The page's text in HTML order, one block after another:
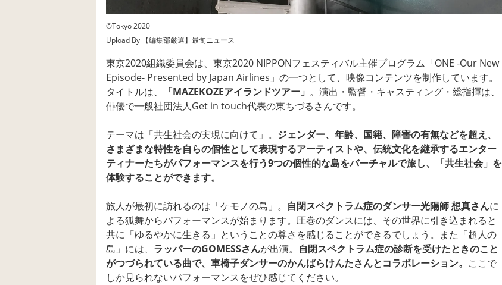
©Tokyo 2020
Upload By 【編集部厳選】最旬ニュース
東京2020組織委員会は、東京2020 NIPPONフェスティバル主催プログラム「ONE -Our New
Episode- Presented by Japan Airlines」の一つとして、映像コンテンツを制作しています。
タイトルは、
「MAZEKOZEアイランドツアー」 。演出・監督・キャスティング・総指揮は、
俳優で一般社団法人Get in touch代表の東ちづるさんです。
テーマは「共生社会の実現に向けて」。 ジェンダー、年齢、国籍、障害の有無などを超え、
さまざまな特性を自らの個性として表現するアーティストや、伝統文化を継承するエンター
ティナーたちがパフォーマンスを行う9つの個性的な島をバーチャルで旅し、「共生社会」を
体験することができます。
旅人が最初に訪れるのは「ケモノの島」。 自閉スペクトラム症のダンサー光陽師 想真さんに
よる狐舞からパフォーマンスが始まります。圧巻のダンスには、その世界に引き込まれると
共に「ゆるやかに生きる」ということの尊さを感じることができるでしょう。また「超人の
島」には、 ラッパーのGOMESSさんが出演。 自閉スペクトラム症の診断を受けたときのこと
がつづられている曲で、車椅子ダンサーのかんばらけんたさんとコラボレーション。 ここで
しか見られないパフォーマンスをぜひ感じてください。